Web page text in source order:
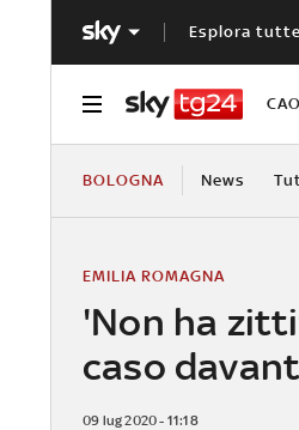
Esplora
BOLOGNA News
'Non ha
caso
EMILIA ROMAGNA
09 lug 2020 - 11:18